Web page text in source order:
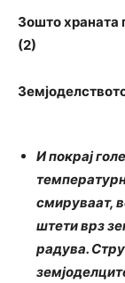
Зошто храната
(2)
И покрај
смируваат,
штети врз
радува.